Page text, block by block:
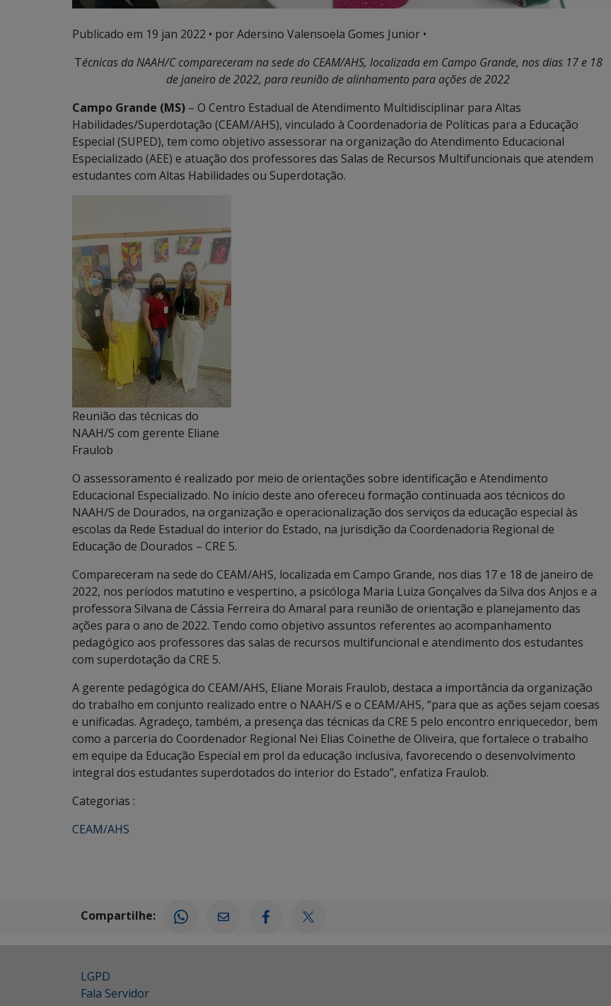
Publicado em 19 jan 2022 • por Adersino Valensoela Gomes Junior •
Técnicas da NAAH/C compareceram na sede do CEAM/AHS, localizada em Campo Grande, nos dias 17 e 18
de janeiro de 2022, para reunião de alinhamento para ações de 2022
Campo Grande (MS) – O Centro Estadual de Atendimento Multidisciplinar para Altas
Habilidades/Superdotação (CEAM/AHS), vinculado à Coordenadoria de Políticas para a Educação
Especial (SUPED), tem como objetivo assessorar na organização do Atendimento Educacional
Especializado (AEE) e atuação dos professores das Salas de Recursos Multifuncionais que atendem
estudantes com Altas Habilidades ou Superdotação.
Reunião das técnicas do
NAAH/S com gerente Eliane
Fraulob
O assessoramento é realizado por meio de orientações sobre identificação e Atendimento
Educacional Especializado. No início deste ano ofereceu formação continuada aos técnicos do
NAAH/S de Dourados, na organização e operacionalização dos serviços da educação especial às
escolas da Rede Estadual do interior do Estado, na jurisdição da Coordenadoria Regional de
Educação de Dourados – CRE 5.
Compareceram na sede do CEAM/AHS, localizada em Campo Grande, nos dias 17 e 18 de janeiro de
2022, nos períodos matutino e vespertino, a psicóloga Maria Luiza Gonçalves da Silva dos Anjos e a
professora Silvana de Cássia Ferreira do Amaral para reunião de orientação e planejamento das
ações para o ano de 2022. Tendo como objetivo assuntos referentes ao acompanhamento
pedagógico aos professores das salas de recursos multifuncional e atendimento dos estudantes
com superdotação da CRE 5.
A gerente pedagógica do CEAM/AHS, Eliane Morais Fraulob, destaca a importância da organização
do trabalho em conjunto realizado entre o NAAH/S e o CEAM/AHS, “para que as ações sejam coesas
e unificadas. Agradeço, também, a presença das técnicas da CRE 5 pelo encontro enriquecedor, bem
como a parceria do Coordenador Regional Nei Elias Coinethe de Oliveira, que fortalece o trabalho
em equipe da Educação Especial em prol da educação inclusiva, favorecendo o desenvolvimento
integral dos estudantes superdotados do interior do Estado”, enfatiza Fraulob.
Categorias :
CEAM/AHS
Compartilhe:
LGPD
Fala Servidor